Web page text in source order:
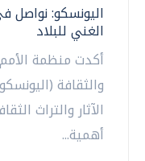
اليونسكو: نواصل
الغني للبلاد
أكدت منظمة الأمم
والثقافة
الآثار والتراث
أهمية...